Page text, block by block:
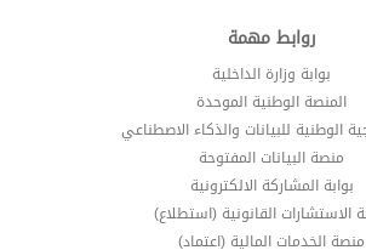
روابط مهمة
بوابة وزارة الداخلية
المنصة الوطنية الموحدة
الوطنية للبيانات والذكاء الاصطناعي
منصة البيانات المفتوحة
بوابة المشاركة الالكترونية
الاستشارات القانونية (استطلاع)
منصة الخدمات المالية (اعتماد)